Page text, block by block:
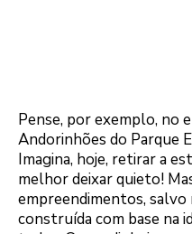
Pense, por exemplo, no
Andorinhões do Parque
Imagina, hoje, retirar a
melhor deixar quieto!
empreendimentos, salvo
construída com base na